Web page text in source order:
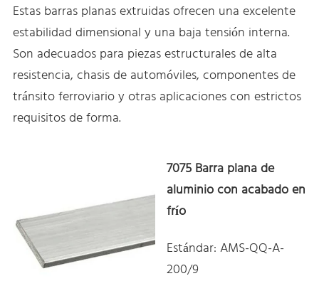
Estas barras planas extruidas ofrecen una excelente
estabilidad dimensional y una baja tensión interna.
Son adecuados para piezas estructurales de alta
resistencia, chasis de automóviles, componentes de
tránsito ferroviario y otras aplicaciones con estrictos
requisitos de forma.
7075 Barra plana de
aluminio con acabado en
frío
Estándar: AMS-QQ-A-
200/9